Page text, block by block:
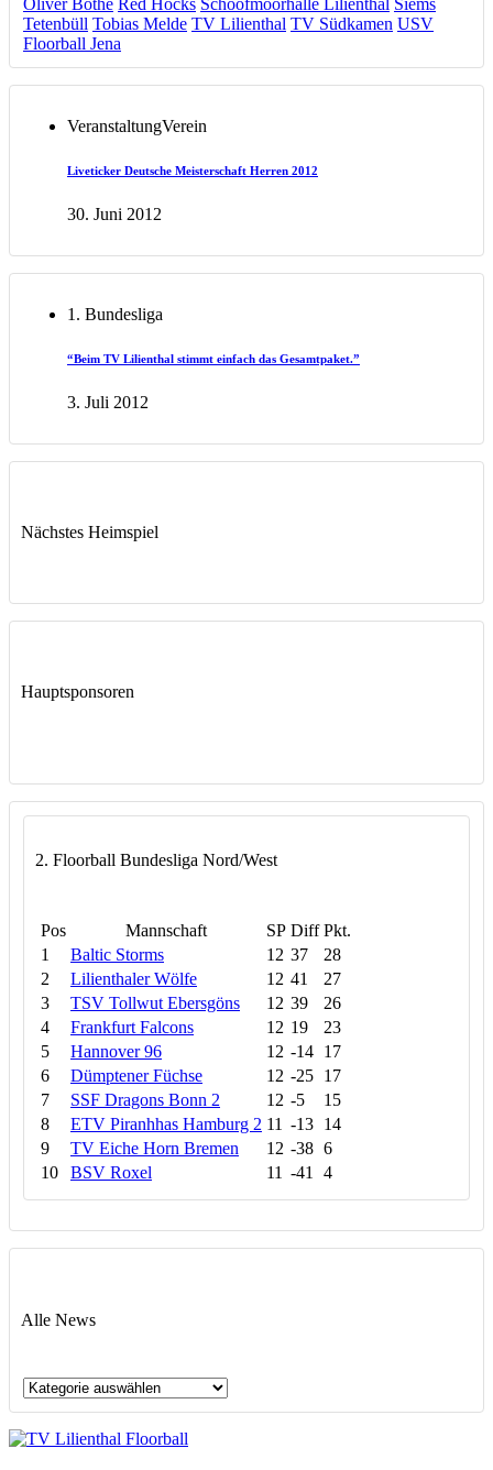
Tetenbüll Tobias Melde TV Lilienthal TV Südkamen USV
Floorball Jena
VeranstaltungVerein
Liveticker Deutsche Meisterschaft Herren 2012
30. Juni 2012
1. Bundesliga
“Beim TV Lilienthal stimmt einfach das Gesamtpaket.”
3. Juli 2012
Nächstes Heimspiel
Hauptsponsoren
2. Floorball Bundesliga Nord/West
Pos Mannschaft SP Diff Pkt.
1
Baltic Storms 12 37
28
2
Lilienthaler Wölfe 12 41
27
3
TSV Tollwut Ebersgöns 12 39
26
4
Frankfurt Falcons 12 19
23
5
Hannover 96 12 -14 17
6
Dümptener Füchse 12 -25 17
7
SSF Dragons Bonn 2 12 -5
15
8
ETV Piranhhas Hamburg 2 11 -13 14
9
TV Eiche Horn Bremen 12 -38 6
10
BSV Roxel 11 -41 4
Alle News
Alle